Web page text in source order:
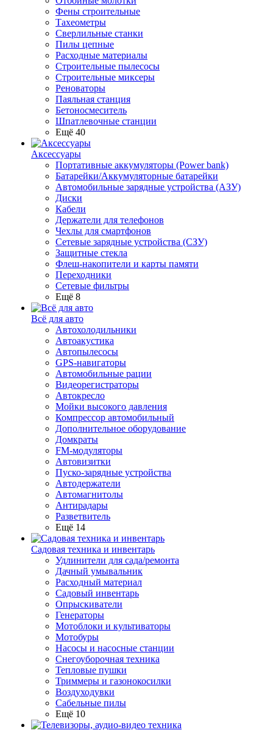
Фены строительные
Тахеометры
Сверлильные станки
Пилы цепные
Расходные материалы
Строительные пылесосы
Строительные миксеры
Реноваторы
Паяльная станция
Бетоносмеситель
Шпатлевочные станции
Ещё 40
Аксессуары
Портативные аккумуляторы (Power bank)
Батарейки/Аккумуляторные батарейки
Автомобильные зарядные устройства (АЗУ)
Диски
Кабели
Держатели для телефонов
Чехлы для смартфонов
Сетевые зарядные устройства (СЗУ)
Защитные стекла
Флеш-накопители и карты памяти
Переходники
Сетевые фильтры
Ещё 8
Всё для авто
Автохолодильники
Автоакустика
Автопылесосы
GPS-навигаторы
Автомобильные рации
Видеорегистраторы
Автокресло
Мойки высокого давления
Компрессор автомобильный
Дополнительное оборудование
Домкраты
FM-модуляторы
Автовизитки
Пуско-зарядные устройства
Автодержатели
Автомагнитолы
Антирадары
Разветвитель
Ещё 14
Садовая техника и инвентарь
Удлинители для сада/ремонта
Дачный умывальник
Расходный материал
Садовый инвентарь
Опрыскиватели
Генераторы
Мотоблоки и культиваторы
Мотобуры
Насосы и насосные станции
Снегоуборочная техника
Тепловые пушки
Триммеры и газонокосилки
Воздуходувки
Сабельные пилы
Ещё 10